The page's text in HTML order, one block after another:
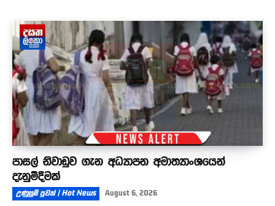
පාසල් නිවාඩුව ගැන අධ්‍යාපන අමාත්‍යාංශයෙන්
දැනුම්දීමක්
උණුසුම් පුවත් | Hot News August 6, 2026